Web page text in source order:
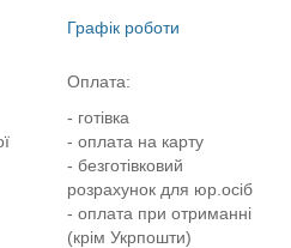
Графік роботи
Оплата:
- готівка
- оплата на карту
- безготівковий
розрахунок для юр.осіб
- оплата при отриманні
(крім Укрпошти)